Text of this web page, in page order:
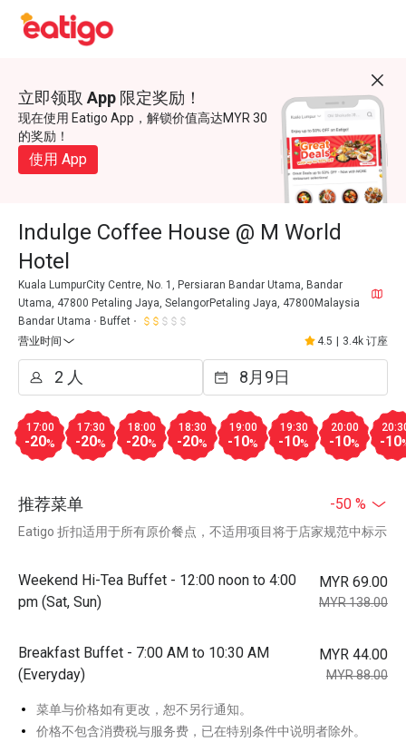
立即领取 App 限定奖励！
现在使用 Eatigo App，解锁价值高达MYR 30
的奖励！
使用 App
Indulge Coffee House @ M World
Hotel
Kuala LumpurCity Centre, No. 1, Persiaran Bandar Utama, Bandar
Utama, 47800 Petaling Jaya, SelangorPetaling Jaya, 47800Malaysia
Bandar Utama
Buffet
营业时间
4.5 3.4k 订座
17:00
-20%
17:30
-20%
18:00
-20%
18:30
-20%
19:00
-10%
19:30
-10%
20:00
-10% -10
推荐菜单 -50 %
Eatigo 折扣适用于所有原价餐点，不适用项目将于店家规范中标示
Weekend Hi-Tea Buffet - 12:00 noon to 4:00
pm (Sat, Sun)
MYR 69.00
MYR 138.00
Breakfast Buffet - 7:00 AM to 10:30 AM
(Everyday)
MYR 44.00
MYR 88.00
菜单与价格如有更改，恕不另行通知。
价格不包含消费税与服务费，已在特别条件中说明者除外。